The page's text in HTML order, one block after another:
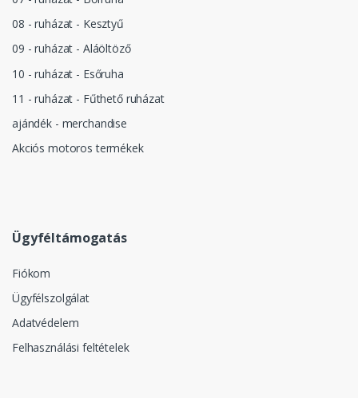
08 - ruházat - Kesztyű
09 - ruházat - Aláöltöző
10 - ruházat - Esőruha
11 - ruházat - Fűthető ruházat
ajándék - merchandise
Akciós motoros termékek
Ügyféltámogatás
Fiókom
Ügyfélszolgálat
Adatvédelem
Felhasználási feltételek